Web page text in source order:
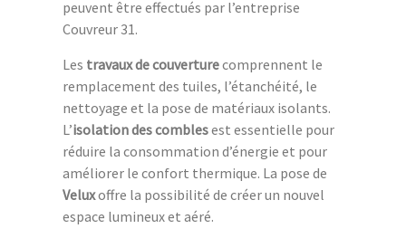
peuvent être effectués par l’entreprise
Couvreur 31.
Les travaux de couverturecomprennent le
remplacement des tuiles, l’étanchéité, le
nettoyage et la pose de matériaux isolants.
L’isolation des comblesest essentielle pour
réduire la consommation d’énergie et pour
améliorer le confort thermique. La pose de
Veluxoffre la possibilité de créer un nouvel
espace lumineux et aéré.